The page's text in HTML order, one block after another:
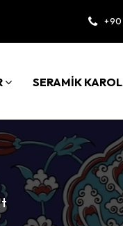
+90
SERAMİK